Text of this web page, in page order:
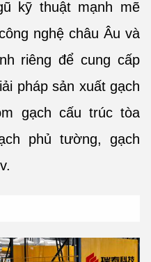
kỹ thuật mạnh mẽ
nghệ châu Âu và
riêng để cung cấp
pháp sản xuất gạch
gạch cấu trúc tòa
phủ tường, gạch